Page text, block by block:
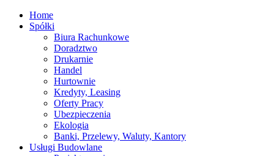
Home
Spółki
Biura Rachunkowe
Doradztwo
Drukarnie
Handel
Hurtownie
Kredyty, Leasing
Oferty Pracy
Ubezpieczenia
Ekologia
Banki, Przelewy, Waluty, Kantory
Usługi Budowlane